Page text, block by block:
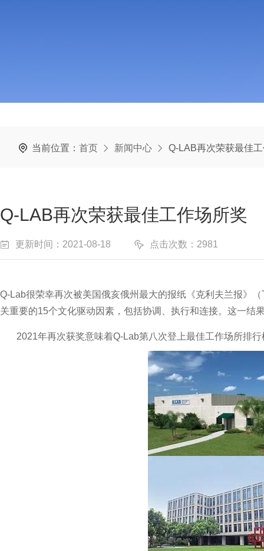
当前位置： 首页 新闻中心 Q-LAB再次荣获最佳
Q-LAB再次荣获最佳工作场所奖
更新时间：2021-08-18 点击次数：2981
Q-Lab很荣幸再次被美国俄亥俄州最大的报纸《克利夫兰报》
关重要的15个文化驱动因素，包括协调、执行和连接。这一结
2021年再次获奖意味着Q-Lab第八次登上最佳工作场所排行